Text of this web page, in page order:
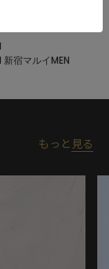
宿マルイMEN
もっと 見る